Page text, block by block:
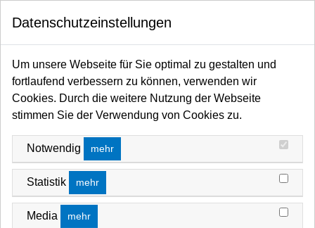
Startseite Filter / Farbfilter Zircon for LED Minus Green
MINUS GREEN
FILTERN NACH PREIS (NIEDRIG - HOCH)
Wir konnten keine Übereinstimmung für diese Filter
finden.
Bitte versuchen Sie eine andere Wahl.
FILTERN NACH
LEE_LENGTH
ROLL ROLL_25CM ROLL_50CM ROLL_100CM
PREIS
Datenschutzeinstellungen
Um unsere Webseite für Sie optimal zu gestalten und
fortlaufend verbessern zu können, verwenden wir
Cookies. Durch die weitere Nutzung der Webseite
stimmen Sie der Verwendung von Cookies zu.
Notwendig mehr
Statistik mehr
Media mehr